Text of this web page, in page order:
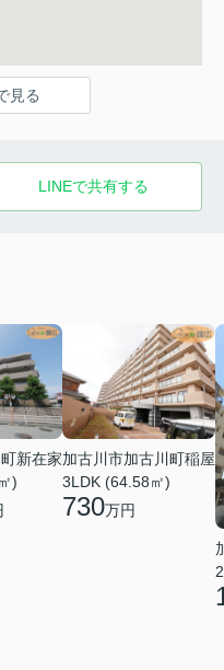
見る
LINEで共有する
新在家
)
加古川市加古川町稲屋
3LDK (64.58㎡)
730万円